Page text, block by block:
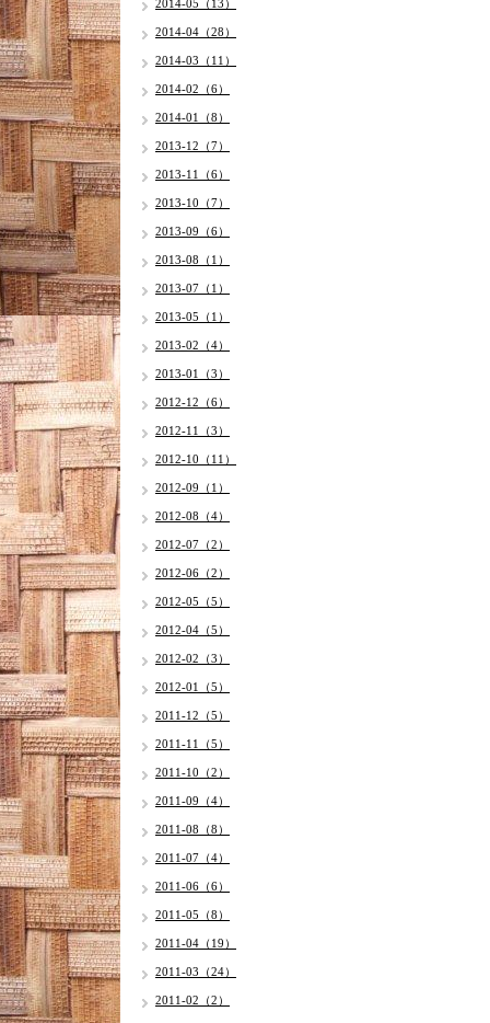
2014-05（13）
2014-04（28）
2014-03（11）
2014-02（6）
2014-01（8）
2013-12（7）
2013-11（6）
2013-10（7）
2013-09（6）
2013-08（1）
2013-07（1）
2013-05（1）
2013-02（4）
2013-01（3）
2012-12（6）
2012-11（3）
2012-10（11）
2012-09（1）
2012-08（4）
2012-07（2）
2012-06（2）
2012-05（5）
2012-04（5）
2012-02（3）
2012-01（5）
2011-12（5）
2011-11（5）
2011-10（2）
2011-09（4）
2011-08（8）
2011-07（4）
2011-06（6）
2011-05（8）
2011-04（19）
2011-03（24）
2011-02（2）